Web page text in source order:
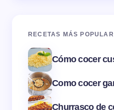
RECETAS MÁS
Cómo cocer
Como cocer
Churrasco de